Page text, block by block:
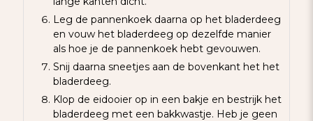
Leg de pannenkoek daarna op het bladerdeeg
en vouw het bladerdeeg op dezelfde manier
als hoe je de pannenkoek hebt gevouwen.
Snij daarna sneetjes aan de bovenkant het het
bladerdeeg.
Klop de eidooier op in een bakje en bestrijk het
bladerdeeg met een bakkwastje. Heb je geen